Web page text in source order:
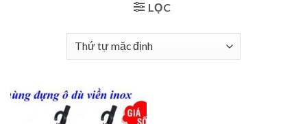
LỌC